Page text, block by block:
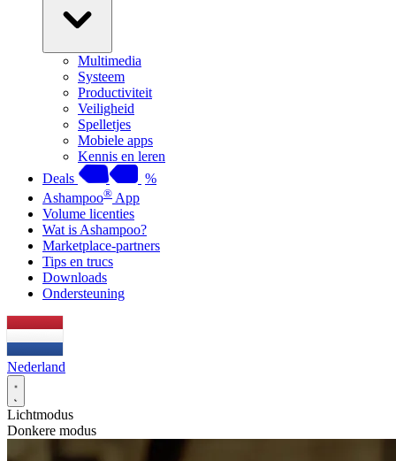
Multimedia
Systeem
Productiviteit
Veiligheid
Spelletjes
Mobiele apps
Kennis en leren
Deals
%
Ashampoo® App
Volume licenties
Wat is Ashampoo?
Marketplace-partners
Tips en trucs
Downloads
Ondersteuning
Nederland
Lichtmodus
Donkere modus